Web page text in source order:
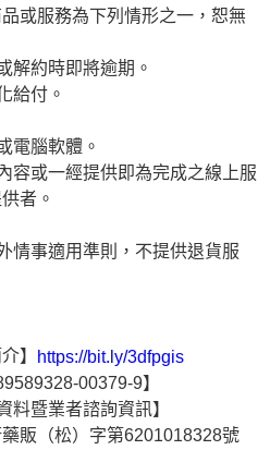
或服務為下列情形之一，恕無
解約時即將逾期。
給付。
電腦軟體。
容或一經提供即為完成之線上服
者。
情事適用準則，不提供退貨服
】
https://bit.ly/3dfpgis
00379-9】
料暨業者諮詢資訊】
販（松）字第6201018328號